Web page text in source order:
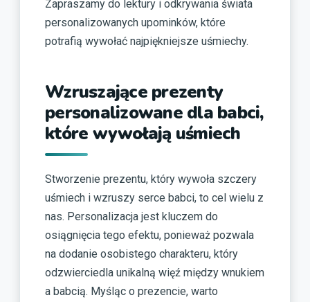
Zapraszamy do lektury i odkrywania świata
personalizowanych upominków, które
potrafią wywołać najpiękniejsze uśmiechy.
Wzruszające prezenty
personalizowane dla babci,
które wywołają uśmiech
Stworzenie prezentu, który wywoła szczery
uśmiech i wzruszy serce babci, to cel wielu z
nas. Personalizacja jest kluczem do
osiągnięcia tego efektu, ponieważ pozwala
na dodanie osobistego charakteru, który
odzwierciedla unikalną więź między wnukiem
a babcią. Myśląc o prezencie, warto